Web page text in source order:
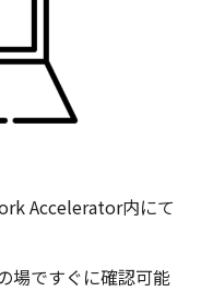
Accelerator内にて
場ですぐに確認可能